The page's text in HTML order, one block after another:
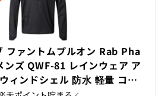
ファントムプルオン Rab Pha
ズ QWF-81 レインウェア ア
ィンドシェル 防水 軽量 コン